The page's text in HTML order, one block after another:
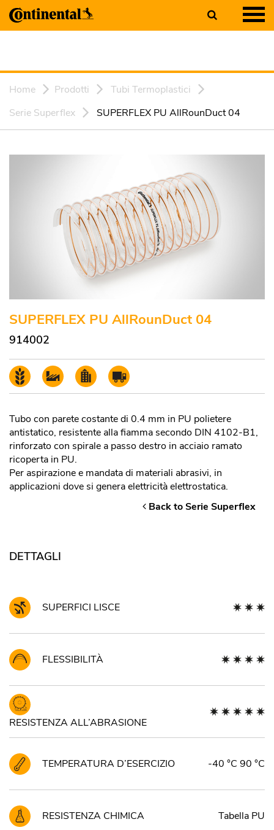
Home Prodotti
Tubi Termoplastici
Serie Superflex
SUPERFLEX PU AllRounDuct 04
SUPERFLEX PU AllRounDuct 04
914002
Tubo con parete costante di 0.4 mm in PU polietere
antistatico, resistente alla fiamma secondo DIN 4102-B1,
rinforzato con spirale a passo destro in acciaio ramato
ricoperta in PU.
Per aspirazione e mandata di materiali abrasivi, in
applicazioni dove si genera elettricità elettrostatica.
Back to Serie Superflex
DETTAGLI
SUPERFICI LISCE
FLESSIBILITÀ
RESISTENZA ALL’ABRASIONE
TEMPERATURA D’ESERCIZIO -40 °C 90 °C
RESISTENZA CHIMICA Tabella PU